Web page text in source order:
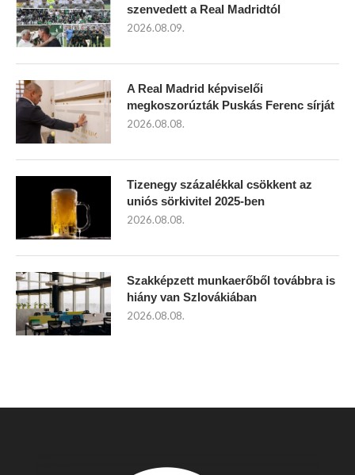
szenvedett a Real Madridtól
2026.08.09.
A Real Madrid képviselői
megkoszorúzták Puskás Ferenc sírját
2026.08.08.
Tizenegy százalékkal csökkent az
uniós sörkivitel 2025-ben
2026.08.08.
Szakképzett munkaerőből továbbra is
hiány van Szlovákiában
2026.08.08.